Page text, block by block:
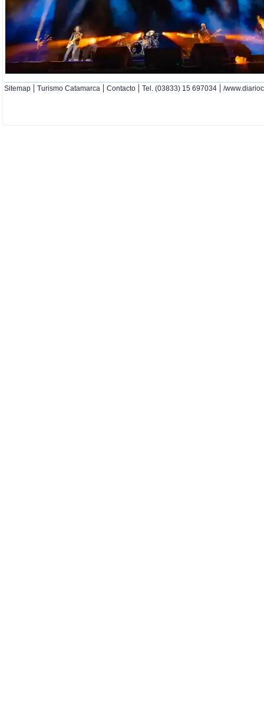
Sitemap | Turismo Catamarca | Contacto | Tel. (03833) 15 697034 | /